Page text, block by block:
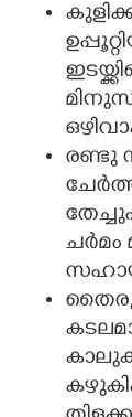
രണ്ടു
ചർമം
തൈരും